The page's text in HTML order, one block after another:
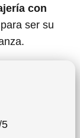
con
ser su
5